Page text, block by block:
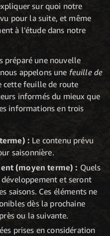
sur quoi notre
pour la suite, et même
à l'étude dans notre
préparé une nouvelle
appelons une feuille de
cette feuille de route
informés du mieux que
informations en trois
: Le contenu prévu
saisonnière.
(moyen terme) : Quels
et seront
saisons. Ces éléments ne
dès la prochaine
ou la suivante.
prises en considération